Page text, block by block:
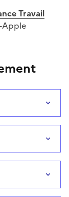
Travail
Apple